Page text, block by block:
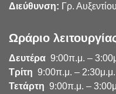
Διεύθυνση: Γρ.
Ωράριο
Δευτέρα 9:00π.μ. –
Τρίτη 9:00π.μ. –
Τετάρτη 9:00π.μ. –